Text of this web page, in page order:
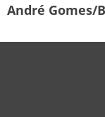
André Gomes/